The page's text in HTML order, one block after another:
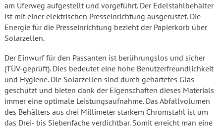
am Uferweg aufgestellt und vorgeführt. Der Edelstahlbehälter
ist mit einer elektrischen Presseinrichtung ausgerüstet. Die
Energie für die Presseinrichtung bezieht der Papierkorb über
Solarzellen.
Der Einwurf für den Passanten ist berührungslos und sicher
(TÜV-geprüft). Dies bedeutet eine hohe Benutzerfreundlichkeit
und Hygiene. Die Solarzellen sind durch gehärtetes Glas
geschützt und bieten dank der Eigenschaften dieses Materials
immer eine optimale Leistungsaufnahme. Das Abfallvolumen
des Behälters aus drei Millimeter starkem Chromstahl ist um
das Drei- bis Siebenfache verdichtbar. Somit erreicht man eine